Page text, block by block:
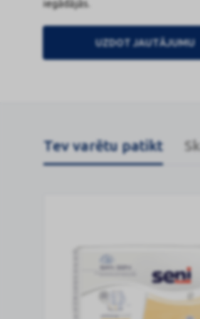
iegādājās.
UZDOT JAUTĀJUMU
Tev varētu patikt